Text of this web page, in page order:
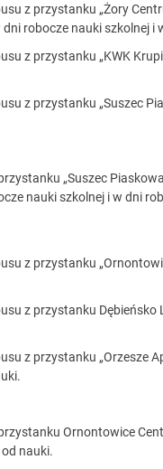
z przystanku „Żory
robocze nauki szkolnej i
z przystanku „KWK
z przystanku „Suszec
„Suszec
nauki szkolnej i w dni
z przystanku
z przystanku
z przystanku „Orzesze
Ornontowice
nauki.